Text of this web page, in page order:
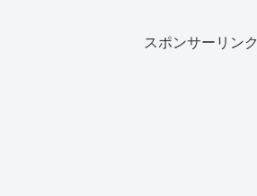
スポンサーリンク